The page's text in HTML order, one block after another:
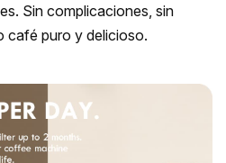
Sin complicaciones, sin
café puro y delicioso.